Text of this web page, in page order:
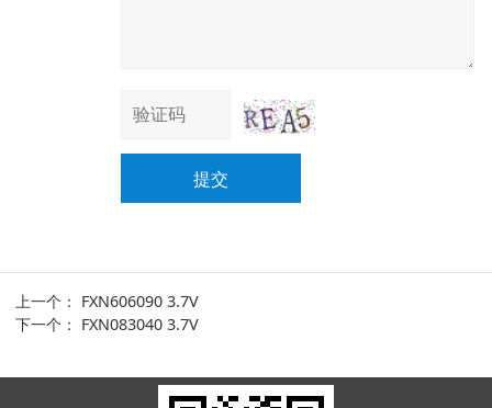
提交
上一个： FXN606090 3.7V
下一个： FXN083040 3.7V